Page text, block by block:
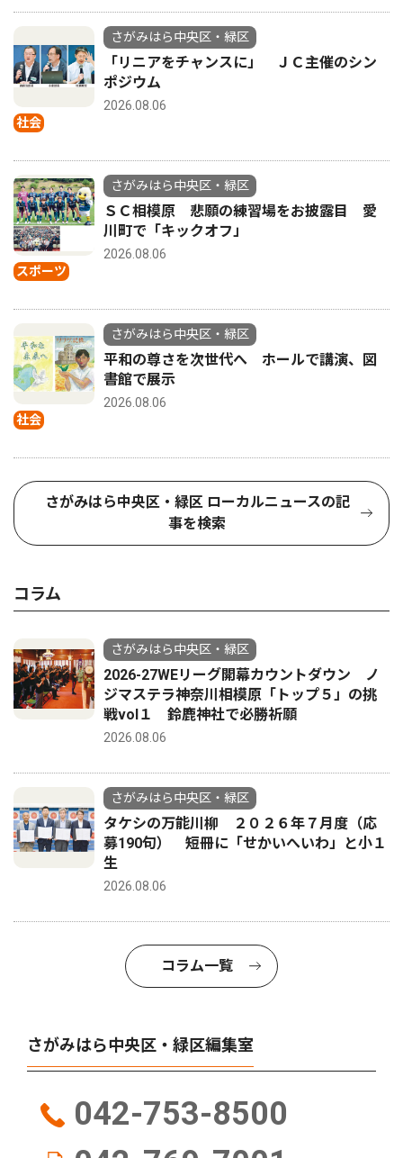
社会
さがみはら中央区・緑区
「リニアをチャンスに」 ＪＣ主催のシン
ポジウム
2026.08.06
スポーツ
さがみはら中央区・緑区
ＳＣ相模原 悲願の練習場をお披露目 愛
川町で「キックオフ」
2026.08.06
社会
さがみはら中央区・緑区
平和の尊さを次世代へ ホールで講演、図
書館で展示
2026.08.06
さがみはら中央区・緑区 ローカルニュースの記
事を検索
コラム
さがみはら中央区・緑区
2026-27WEリーグ開幕カウントダウン ノ
ジマステラ神奈川相模原「トップ５」の挑
戦vol１ 鈴鹿神社で必勝祈願
2026.08.06
さがみはら中央区・緑区
タケシの万能川柳 ２０２６年７月度（応
募190句） 短冊に「せかいへいわ」と小１
生
2026.08.06
コラム一覧
さがみはら中央区・緑区編集室
042-753-8500